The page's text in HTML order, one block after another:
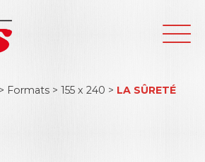
> Formats > 155 x 240 > LA SÛRETÉ